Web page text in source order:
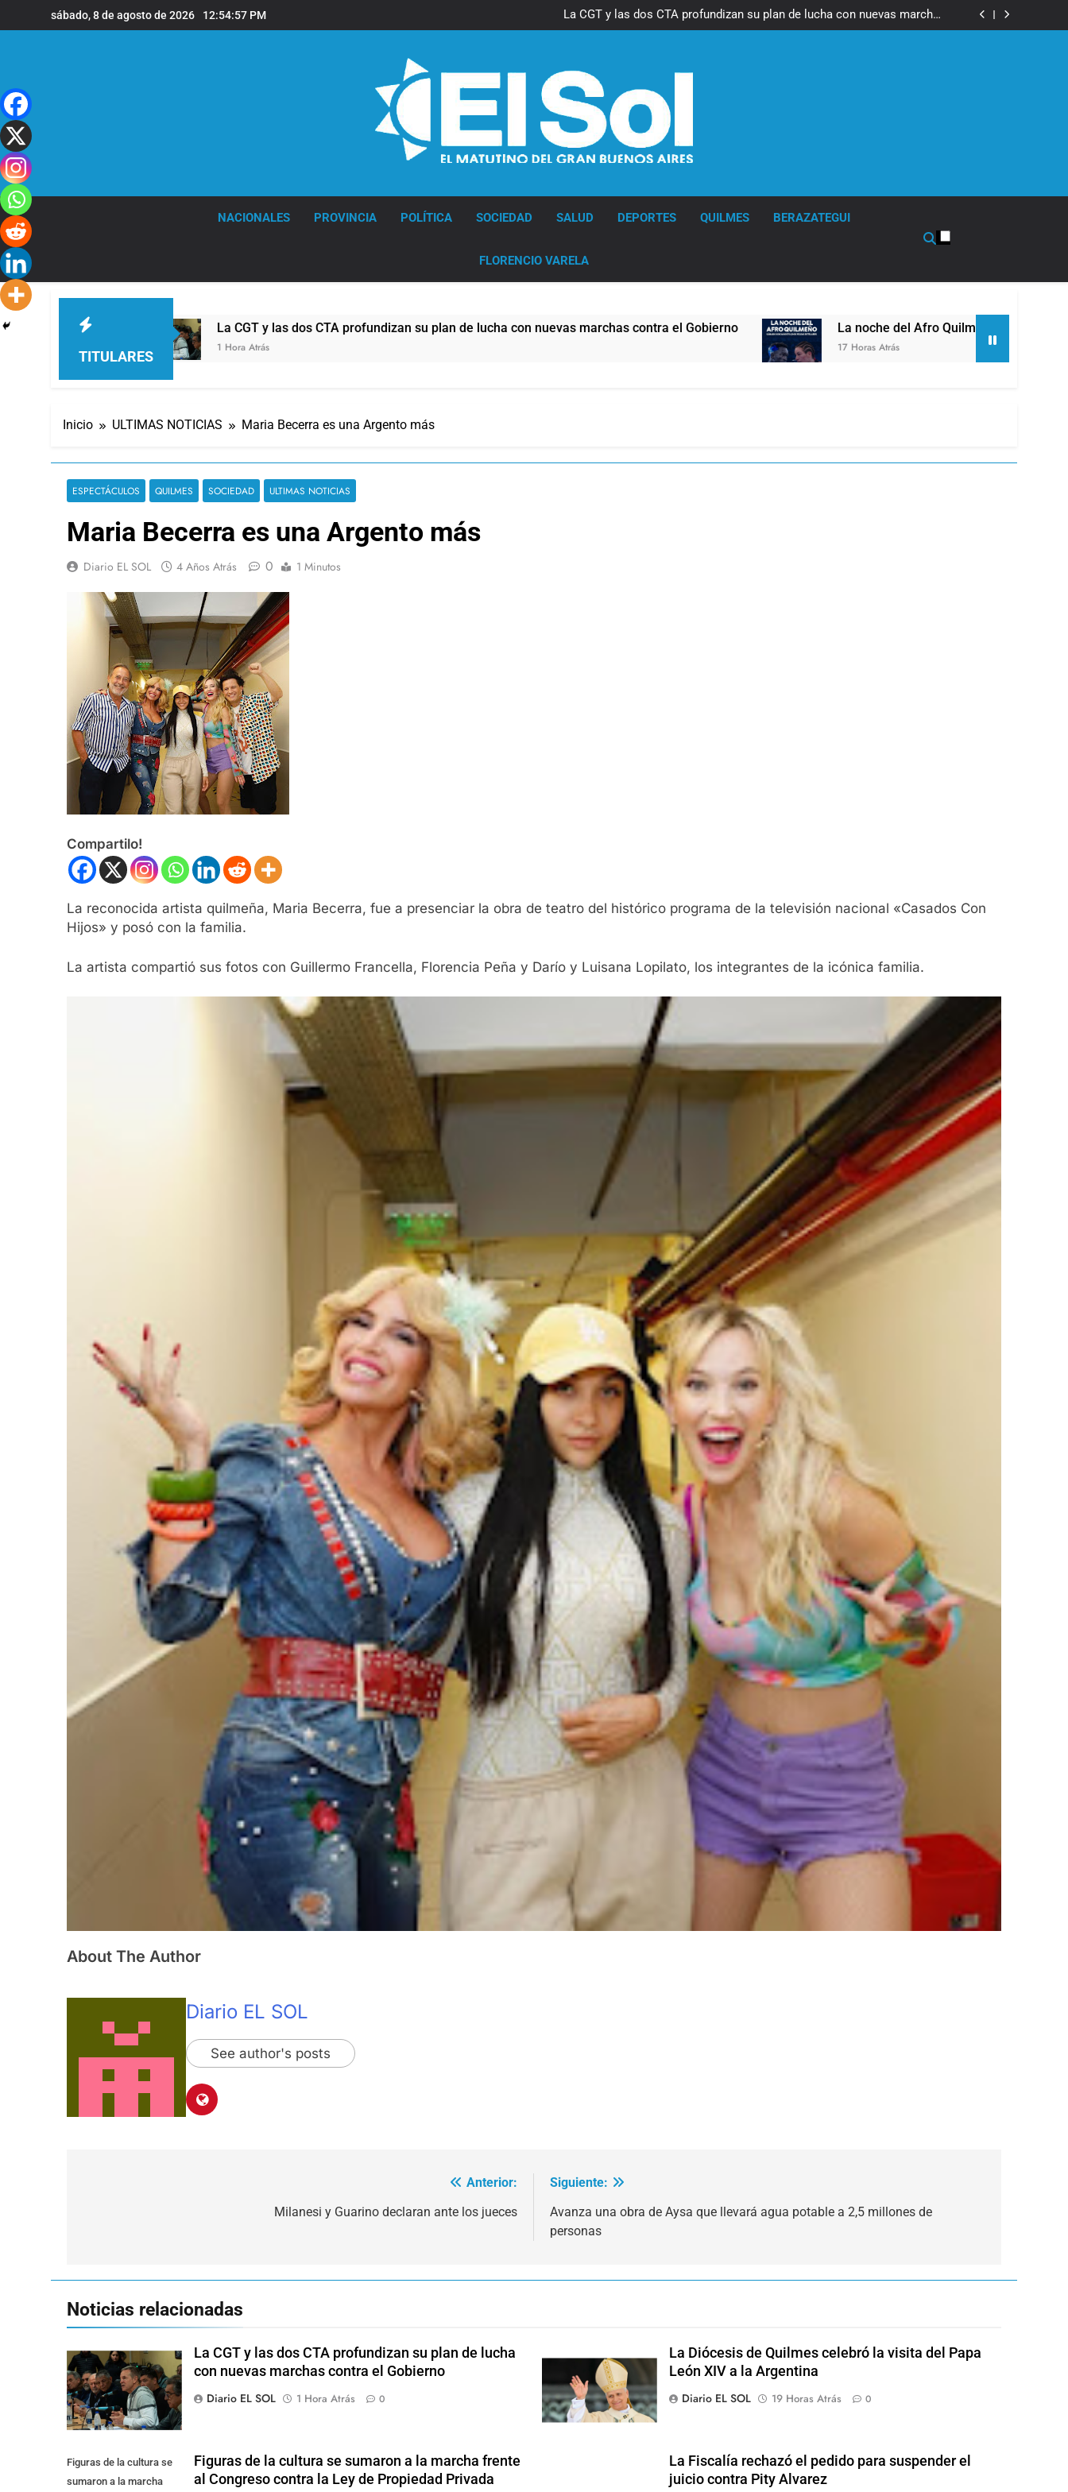
al
sábado, 8 de agosto de 2026 12:54:59 PM
La CGT y las dos CTA profundizan su plan de lucha con nuevas marchas
contra el Gobierno
Thiago Medina fue imputado formalmente por abuso sexual
NACIONALES PROVINCIA POLÍTICA SOCIEDAD SALUD DEPORTES QUILMES BERAZATEGUI
FLORENCIO VARELA
TITULARES
La CGT y las dos CTA profundizan su plan de lucha con nuevas marchas contra el Gobierno La noche del Afro Quilmeño: boxeo de primer nivel en la sede
Inicio ULTIMAS NOTICIAS Maria Becerra es una Argento más
ESPECTÁCULOS QUILMES SOCIEDAD ULTIMAS NOTICIAS
Maria Becerra es una Argento más
Diario EL SOL 4 Años Atrás 0 1 Minutos
Compartilo!
La reconocida artista quilmeña, Maria Becerra, fue a presenciar la obra de teatro del histórico programa de la televisión nacional «Casados Con
Hijos» y posó con la familia.
La artista compartió sus fotos con Guillermo Francella, Florencia Peña y Darío y Luisana Lopilato, los integrantes de la icónica familia.
About The Author
Diario EL SOL
See author's posts
Anterior:
Milanesi y Guarino declaran ante los jueces
Siguiente:
Avanza una obra de Aysa que llevará agua potable a 2,5 millones de
personas
Noticias relacionadas
La CGT y las dos CTA profundizan su plan de lucha
con nuevas marchas contra el Gobierno
Diario EL SOL
1 Hora Atrás 0
La Diócesis de Quilmes celebró la visita del Papa
León XIV a la Argentina
Diario EL SOL
19 Horas Atrás 0
Figuras de la cultura se
sumaron a la marcha
Figuras de la cultura se sumaron a la marcha frente
al Congreso contra la Ley de Propiedad Privada
La Fiscalía rechazó el pedido para suspender el
juicio contra Pity Alvarez